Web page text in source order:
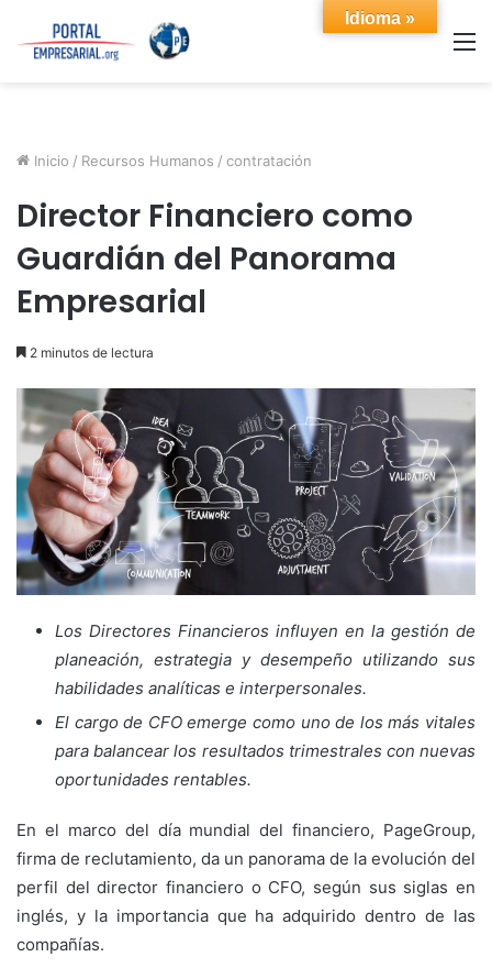
Inicio / Recursos Humanos / contratación
Director Financiero como
Guardián del Panorama
Empresarial
2 minutos de lectura
Los Directores Financieros influyen en la gestión de
planeación, estrategia y desempeño utilizando sus
habilidades analíticas e interpersonales.
El cargo de CFO emerge como uno de los más vitales
para balancear los resultados trimestrales con nuevas
oportunidades rentables.
En el marco del día mundial del financiero, PageGroup,
firma de reclutamiento, da un panorama de la evolución del
perfil del director financiero o CFO, según sus siglas en
inglés, y la importancia que ha adquirido dentro de las
compañías.
Idioma »